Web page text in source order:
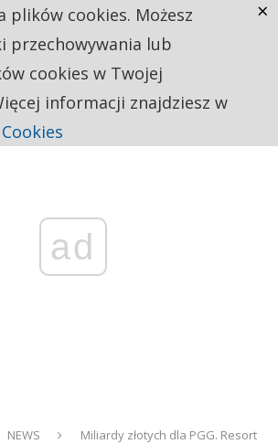
ad
NEWS
Miliardy złotych dla PGG. Resort
plików cookies. Możesz
przechowywania lub
cookies w Twojej
informacji znajdziesz w
×